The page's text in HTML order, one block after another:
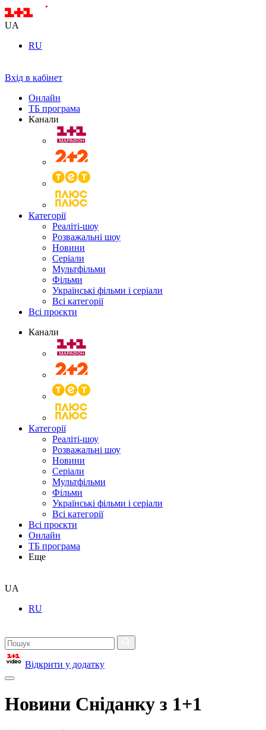
UA
RU
Вхід в кабінет
Онлайн
ТБ програма
Канали
Категорії
Реаліті-шоу
Розважальні шоу
Новини
Серіали
Мультфільми
Фільми
Українські фільми і серіали
Всі категорії
Всі проєкти
Канали
Категорії
Реаліті-шоу
Розважальні шоу
Новини
Серіали
Мультфільми
Фільми
Українські фільми і серіали
Всі категорії
Всі проєкти
Онлайн
ТБ програма
Еще
UA
RU
Відкрити у додатку
Новини Сніданку з 1+1